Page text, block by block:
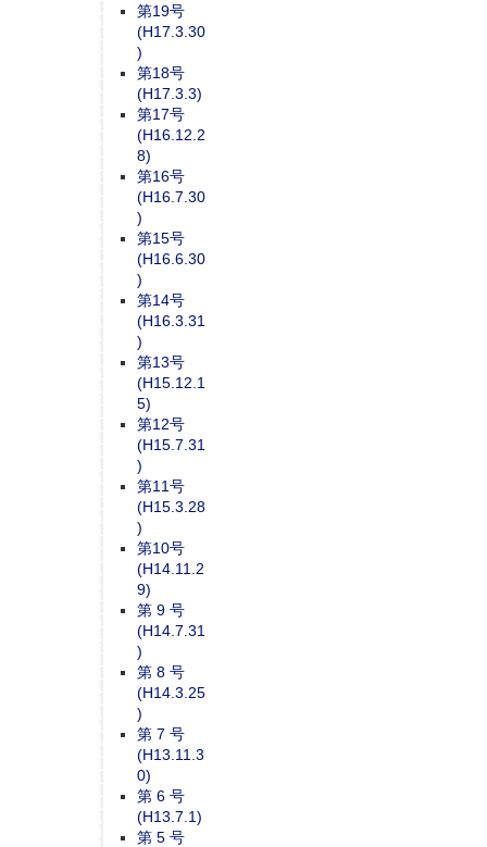
第19号
(H17.3.30
)
第18号
(H17.3.3)
第17号
(H16.12.2
8)
第16号
(H16.7.30
)
第15号
(H16.6.30
)
第14号
(H16.3.31
)
第13号
(H15.12.1
5)
第12号
(H15.7.31
)
第11号
(H15.3.28
)
第10号
(H14.11.2
9)
第 9 号
(H14.7.31
)
第 8 号
(H14.3.25
)
第 7 号
(H13.11.3
0)
第 6 号
(H13.7.1)
第 5 号